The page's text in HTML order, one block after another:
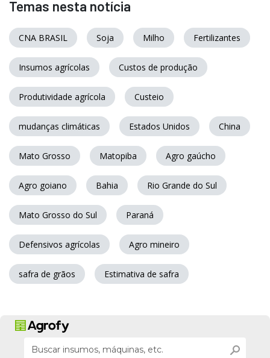
Temas nesta notícia
CNA BRASIL Soja Milho Fertilizantes
Insumos agrícolas Custos de produção
Produtividade agrícola Custeio
mudanças climáticas Estados Unidos China
Mato Grosso Matopiba Agro gaúcho
Agro goiano Bahia Rio Grande do Sul
Mato Grosso do Sul Paraná
Defensivos agrícolas Agro mineiro
safra de grãos Estimativa de safra